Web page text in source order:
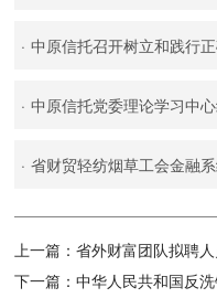
· 中原信托召开树立和践行
· 中原信托党委理论学习中心组
· 省财贸轻纺烟草工会金融
上一篇：省外财富团队拟聘
下一篇：中华人民共和国反